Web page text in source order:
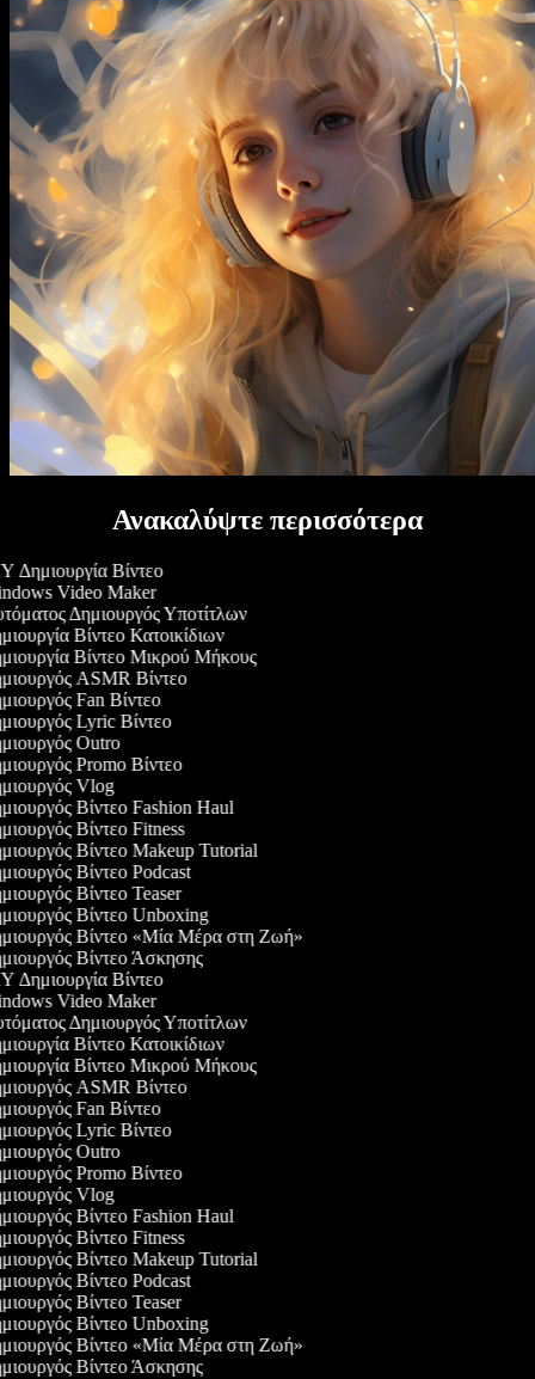
Ανακαλύψτε περισσότερα
Δημιουργία Βίντεο
Video Maker
Δημιουργός Υποτίτλων
Βίντεο Κατοικίδιων
Βίντεο Μικρού Μήκους
ASMR Βίντεο
Fan Βίντεο
Lyric Βίντεο
Outro
Promo Βίντεο
Vlog
Βίντεο Fashion Haul
Βίντεο Fitness
Βίντεο Makeup Tutorial
Βίντεο Podcast
Βίντεο Teaser
Βίντεο Unboxing
Βίντεο «Μία Μέρα στη Ζωή»
Βίντεο Άσκησης
Δημιουργία Βίντεο
Video Maker
Δημιουργός Υποτίτλων
Βίντεο Κατοικίδιων
Βίντεο Μικρού Μήκους
ASMR Βίντεο
Fan Βίντεο
Lyric Βίντεο
Outro
Promo Βίντεο
Vlog
Βίντεο Fashion Haul
Βίντεο Fitness
Βίντεο Makeup Tutorial
Βίντεο Podcast
Βίντεο Teaser
Βίντεο Unboxing
Βίντεο «Μία Μέρα στη Ζωή»
Βίντεο Άσκησης